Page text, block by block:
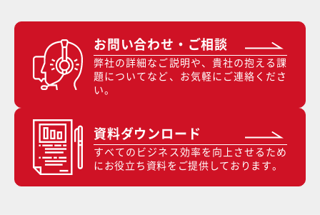
お問い合わせ・ご相談
弊社の詳細なご説明や、貴社の抱える課
題についてなど、お気軽にご連絡くださ
い。
資料ダウンロード
すべてのビジネス効率を向上させるため
にお役立ち資料をご提供しております。